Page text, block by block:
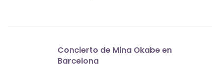
Concierto de Mina Okabe en
Barcelona